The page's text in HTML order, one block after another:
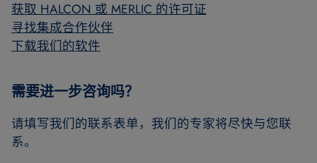
获取 HALCON 或 MERLIC 的许可证
寻找集成合作伙伴
下载我们的软件
需要进一步咨询吗？
请填写我们的联系表单，我们的专家将尽快与您联
系。